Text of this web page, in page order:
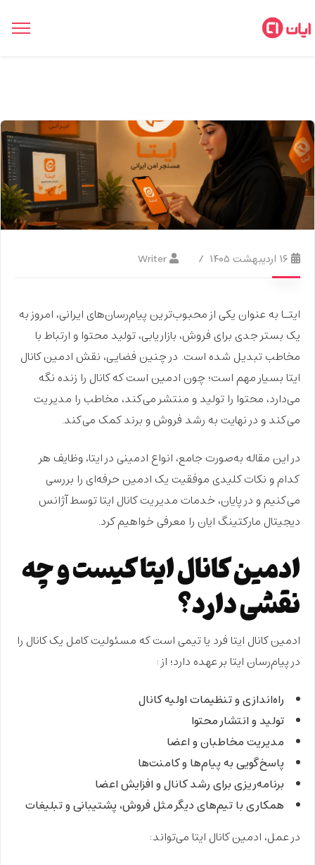
۱۶ اردیبهشت ۱۴۰۵ Writer
ایتـا به عنوان یکی از محبوب‌ترین پیام‌رسان‌های ایرانی، امروز به
یک بستر جدی برای فروش، بازاریابی، تولید محتوا و ارتباط با
مخاطبتبدیل شده است. در چنین فضایی، نقش ادمین کانال
ایتا بسیار مهم است؛ چون ادمین است که کانال را زنده نگه
می‌دارد، محتوا را تولید و منتشر می‌کند، مخاطب را مدیریت
می‌کند و در نهایت به رشد فروش و برند کمک می‌کند.
در این مقاله به‌صورت جامع، انواع ادمینی در ایتا، وظایف هر
کدام و نکات کلیدی موفقیت یک ادمین حرفه‌ای را بررسی
می‌کنیم و در پایان، خدمات مدیریت کانال ایتا توسط آژانس
دیجیتال مارکتینگ ایان را معرفی خواهیم کرد.
ادمین کانال ایتا کیست و چه
نقشی دارد؟
ادمین کانال ایتا فرد یا تیمی است که مسئولیت کامل یک کانال را
در پیام‌رسان ایتا بر عهده دارد؛ از:
راه‌اندازی و تنظیمات اولیه کانال
تولید و انتشار محتوا
مدیریت مخاطبان و اعضا
پاسخ‌گویی به پیام‌ها و کامنت‌ها
برنامه‌ریزی برای رشد کانال و افزایش اعضا
همکاری با تیم‌های دیگر مثل فروش، پشتیبانی و تبلیغات
در عمل، ادمین کانال ایتا می‌تواند: